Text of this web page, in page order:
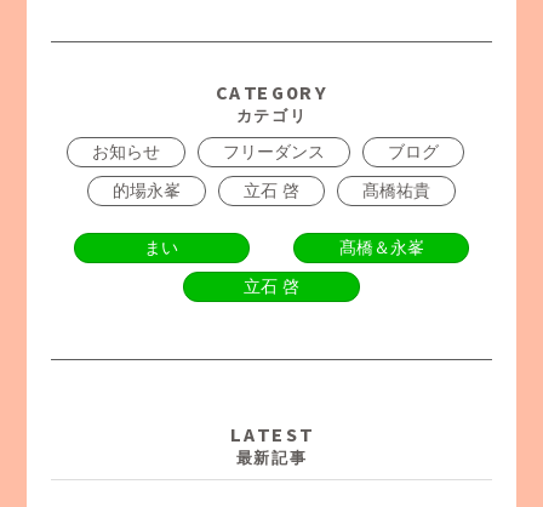
CATEGORY
カテゴリ
お知らせ フリーダンス
ブログ
的場永峯
立石 啓 髙橋祐貴
まい
髙橋＆永峯
立石 啓
LATEST
最新記事